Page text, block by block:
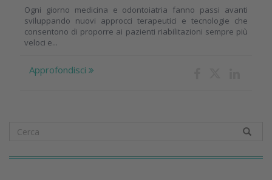
Ogni giorno medicina e odontoiatria fanno passi avanti
sviluppando nuovi approcci terapeutici e tecnologie che
consentono di proporre ai pazienti riabilitazioni sempre più
veloci e...
Approfondisci